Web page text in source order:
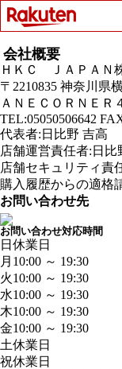
会社概要
ＨＫＣ ＪＡＰＡＮ
〒2210835 神奈川県
ＡＮＥＣＯＲＮＥＲ
TEL:05050506642
代表者:日比野 吉高
店舗運営責任者:日
店舗セキュリティ責
購入履歴からの適格
お問い合わせ先
お問い合わせ対応時間
日 休業日
月 10:00 ～ 19:30
火10:00 ～ 19:30
水10:00 ～ 19:30
木10:00 ～ 19:30
金10:00 ～ 19:30
土休業日
祝休業日